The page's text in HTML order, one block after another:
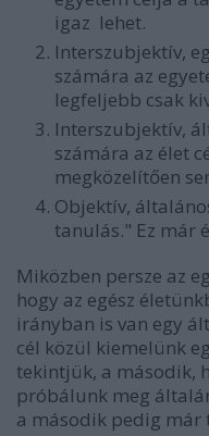
igaz lehet.
Interszubjektív,
számára az
legfeljebb csak
Interszubjektív,
számára az élet
megközelítően
Objektív,
tanulás." Ez már
Miközben persze az
hogy az egész
irányban is van egy
cél közül kiemelünk
tekintjük, a második,
próbálunk meg
a második pedig már